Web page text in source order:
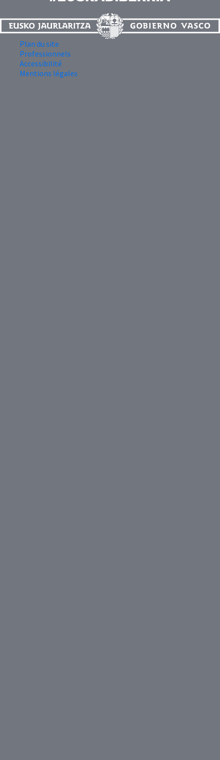
Plan du site
Professionnels
Accessibilité
Mentions légales